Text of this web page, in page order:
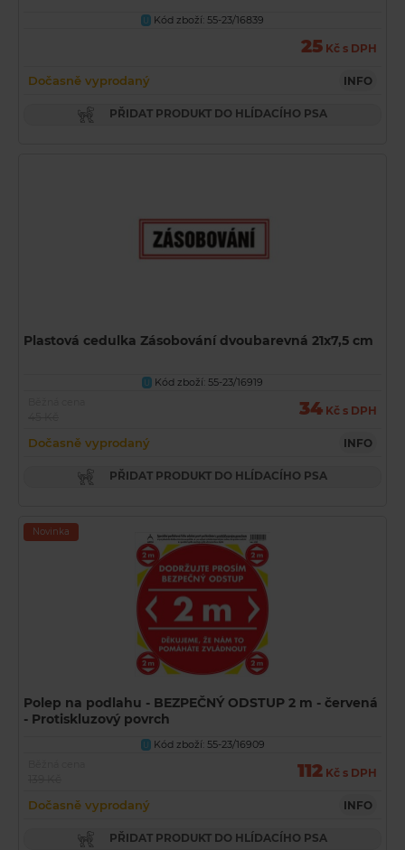
U Kód zboží: 55-23/16839
25 Kč s DPH
Dočasně vyprodaný INFO
PŘIDAT PRODUKT DO HLÍDACÍHO PSA
Plastová cedulka Zásobování dvoubarevná 21x7,5 cm
U
Kód zboží: 55-23/16919
34 Kč s DPH
Dočasně vyprodaný INFO
PŘIDAT PRODUKT DO HLÍDACÍHO PSA
Novinka
Polep na podlahu - BEZPEČNÝ ODSTUP 2 m - červená
- Protiskluzový povrch
U Kód zboží: 55-23/16909
112 Kč s DPH
Dočasně vyprodaný INFO
PŘIDAT PRODUKT DO HLÍDACÍHO PSA